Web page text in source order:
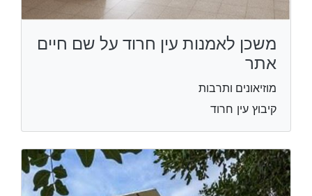
משכן לאמנות עין חרוד על שם חיים
אתר
מוזיאונים ותרבות
קיבוץ עין חרוד